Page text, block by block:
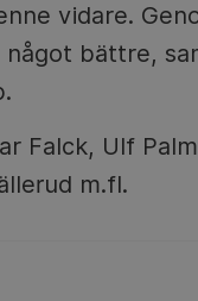
vidare.
något bättre,
Falck, Ulf
m.fl.